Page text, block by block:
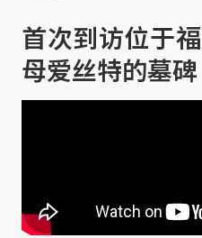
首次到访位于
母爱丝特的墓碑